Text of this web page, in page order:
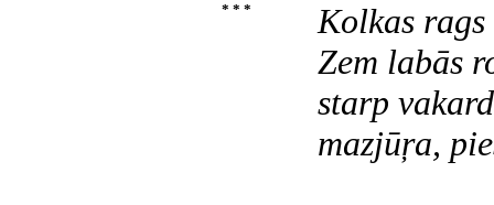
* * *
Kolkas
Zem labās
starp
mazjūŗa,